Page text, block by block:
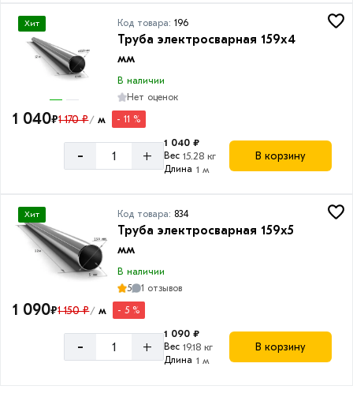
Хит Код товара: 196
Труба электросварная 159х4
мм
В наличии
Нет оценок
1 040₽1 170 ₽/ м - 11 %
- +
1 040 ₽
Вес 15.28 кг
Длина 1 м
В корзину
Хит Код товара: 834
Труба электросварная 159х5
мм
В наличии
5
1 отзывов
1 090₽1 150 ₽/ м - 5 %
- +
1 090 ₽
Вес 19.18 кг
Длина 1 м
В корзину